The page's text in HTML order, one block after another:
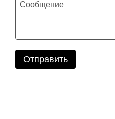
Отправить